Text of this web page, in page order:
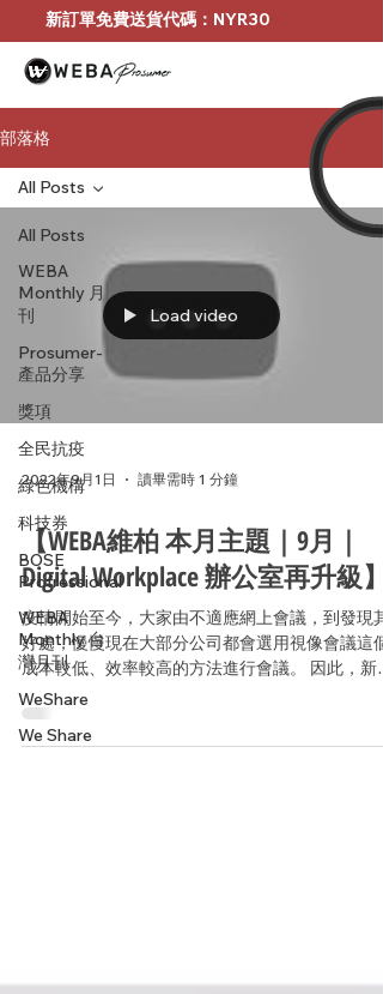
新訂單免費送貨代碼：NYR30
部落格
All Posts
WEBA
Monthly 月
刊
Prosumer-
產品分享
獎項
全民抗疫
綠色機構
科技券
BOSE
Profressional
WEBA
Monthly 台
灣月刊
WeShare
We Share
All Posts
Load video
2022年9月1日 讀畢需時 1 分鐘
【WEBA維柏 本月主題｜9月｜
Digital Workplace 辦公室再升級】
疫情開始至今，大家由不適應網上會議，到發現其
好處，慢慢現在大部分公司都會選用視像會議這個
成本較低、效率較高的方法進行會議。 因此，新一
代智能會議室對影音產品的要求越來越高，講求多
功能、高效率，又要簡單易用。 為了協助各位提升
會議質素，本月啤酒熊會為大家帶來 Logitech...